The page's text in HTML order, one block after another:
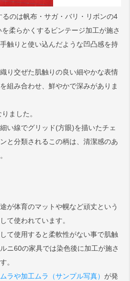
のは帆布・サガ・バリ・リボンの4
柔らかくするビンテージ加工が施さ
触りと使い込んだような凹凸感を持
り交ぜた肌触りの良い細やかな表情
組み合わせ、鮮やかで深みがありま
ました。
い線でグリッド(方眼)を描いたチェ
と分類されるこの柄は、清潔感のあ
が体育のマットや幌など頑丈という
て使われています。
て使用すると柔軟性がない事で肌触
ニ60の家具では染色後に加工が施さ
。
ラや加工ムラ（サンプル写真） が発